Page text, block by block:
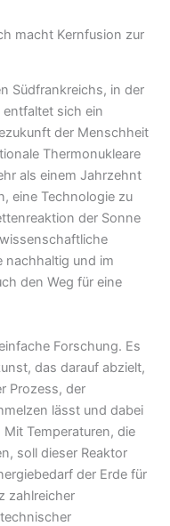
macht Kernfusion zur
Südfrankreichs, in der
entfaltet sich ein
der Menschheit
Thermonukleare
als einem Jahrzehnt
eine Technologie zu
der Sonne
nachhaltig und im
den Weg für eine
Forschung. Es
das darauf abzielt,
Prozess, der
lässt und dabei
Temperaturen, die
soll dieser Reaktor
der Erde für
zahlreicher